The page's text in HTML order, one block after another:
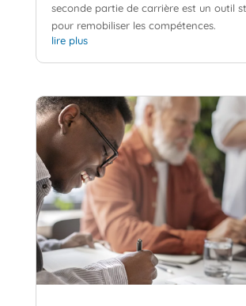
seconde partie de carrière est un outil
pour remobiliser les compétences.
lire plus